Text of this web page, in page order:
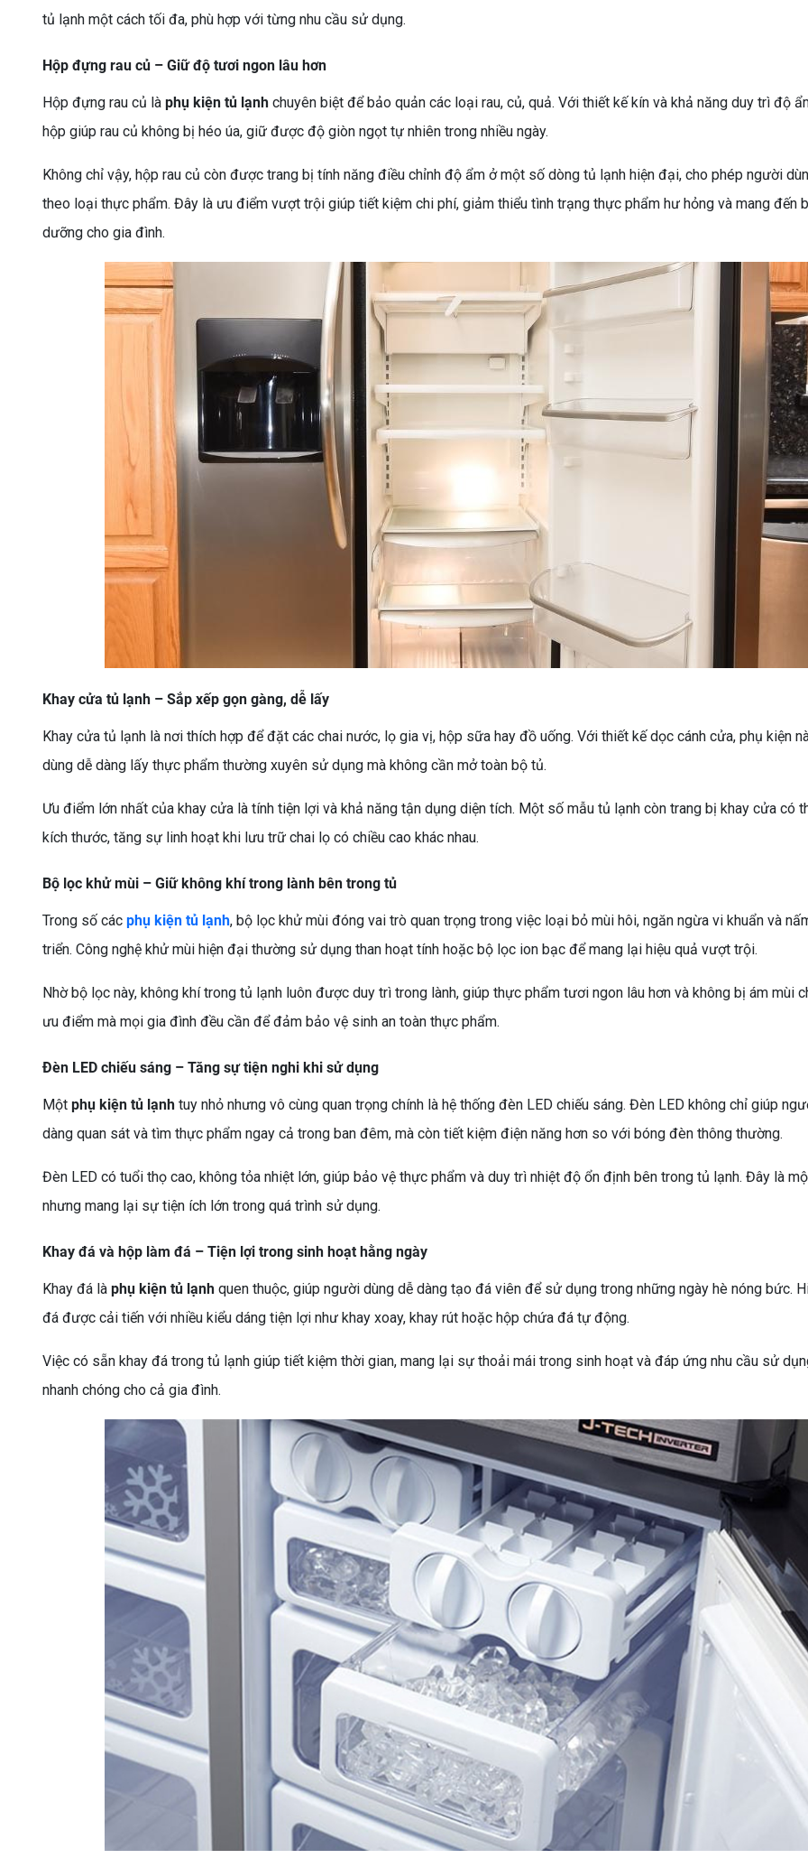
tủ lạnh một cách tối đa, phù hợp với từng nhu cầu sử dụng.
Hộp đựng rau củ – Giữ độ tươi ngon lâu hơn
Hộp đựng rau củ làphụ kiện tủ lạnh chuyên biệt để bảo quản các loại rau, củ, quả. Với thiết kế kín và khả năng duy trì độ
hộp giúp rau củ không bị héo úa, giữ được độ giòn ngọt tự nhiên trong nhiều ngày.
Không chỉ vậy, hộp rau củ còn được trang bị tính năng điều chỉnh độ ẩm ở một số dòng tủ lạnh hiện đại, cho phép người
theo loại thực phẩm. Đây là ưu điểm vượt trội giúp tiết kiệm chi phí, giảm thiểu tình trạng thực phẩm hư hỏng và mang đến
dưỡng cho gia đình.
Khay cửa tủ lạnh – Sắp xếp gọn gàng, dễ lấy
Khay cửa tủ lạnh là nơi thích hợp để đặt các chai nước, lọ gia vị, hộp sữa hay đồ uống. Với thiết kế dọc cánh cửa, phụ kiện
dùng dễ dàng lấy thực phẩm thường xuyên sử dụng mà không cần mở toàn bộ tủ.
Ưu điểm lớn nhất của khay cửa là tính tiện lợi và khả năng tận dụng diện tích. Một số mẫu tủ lạnh còn trang bị khay cửa có
kích thước, tăng sự linh hoạt khi lưu trữ chai lọ có chiều cao khác nhau.
Bộ lọc khử mùi – Giữ không khí trong lành bên trong tủ
Trong số cácphụ kiện tủ lạnh, bộ lọc khử mùi đóng vai trò quan trọng trong việc loại bỏ mùi hôi, ngăn ngừa vi khuẩn và
triển. Công nghệ khử mùi hiện đại thường sử dụng than hoạt tính hoặc bộ lọc ion bạc để mang lại hiệu quả vượt trội.
Nhờ bộ lọc này, không khí trong tủ lạnh luôn được duy trì trong lành, giúp thực phẩm tươi ngon lâu hơn và không bị ám mùi
ưu điểm mà mọi gia đình đều cần để đảm bảo vệ sinh an toàn thực phẩm.
Đèn LED chiếu sáng – Tăng sự tiện nghi khi sử dụng
Mộtphụ kiện tủ lạnh tuy nhỏ nhưng vô cùng quan trọng chính là hệ thống đèn LED chiếu sáng. Đèn LED không chỉ giúp
dàng quan sát và tìm thực phẩm ngay cả trong ban đêm, mà còn tiết kiệm điện năng hơn so với bóng đèn thông thường.
Đèn LED có tuổi thọ cao, không tỏa nhiệt lớn, giúp bảo vệ thực phẩm và duy trì nhiệt độ ổn định bên trong tủ lạnh. Đây là
nhưng mang lại sự tiện ích lớn trong quá trình sử dụng.
Khay đá và hộp làm đá – Tiện lợi trong sinh hoạt hằng ngày
Khay đá làphụ kiện tủ lạnh quen thuộc, giúp người dùng dễ dàng tạo đá viên để sử dụng trong những ngày hè nóng bức.
đá được cải tiến với nhiều kiểu dáng tiện lợi như khay xoay, khay rút hoặc hộp chứa đá tự động.
Việc có sẵn khay đá trong tủ lạnh giúp tiết kiệm thời gian, mang lại sự thoải mái trong sinh hoạt và đáp ứng nhu cầu sử
nhanh chóng cho cả gia đình.